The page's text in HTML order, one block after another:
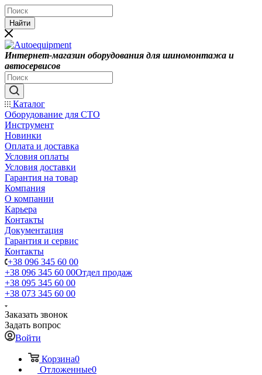
Найти
Интернет-магазин оборудования для шиномонтажа и
автосервисов
Каталог
Оборудование для СТО
Инструмент
Новинки
Оплата и доставка
Условия оплаты
Условия доставки
Гарантия на товар
Компания
О компании
Карьера
Контакты
Документация
Гарантия и сервис
Контакты
+38 096 345 60 00
+38 096 345 60 00Отдел продаж
+38 095 345 60 00
+38 073 345 60 00
Заказать звонок
Задать вопрос
Войти
Корзина0
Отложенные0